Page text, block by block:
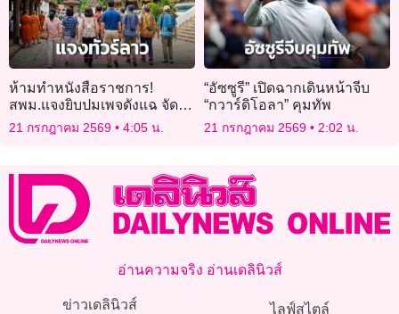
ห้ามทำหนังสือราชการ!
สพม.แจงยิบปมเพจดังแฉ จัด
ทัวร์ลาว หัวละ 8.5 พัน
21 กรกฎาคม 2569 4:05 น.
“อัซซูรี” เปิดฉากเดินหน้าจีบ
“กวาร์ดิโอลา” คุมทัพ
21 กรกฎาคม 2569 2:02 น.
อ่านความจริง อ่านเดลินิวส์
ข่าวเดลินิวส์ ไลฟ์สไตล์